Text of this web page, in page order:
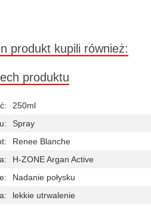
produkt kupili również:
produktu
250ml
Spray
Renee Blanche
H-ZONE Argan Active
Nadanie połysku
lekkie utrwalenie